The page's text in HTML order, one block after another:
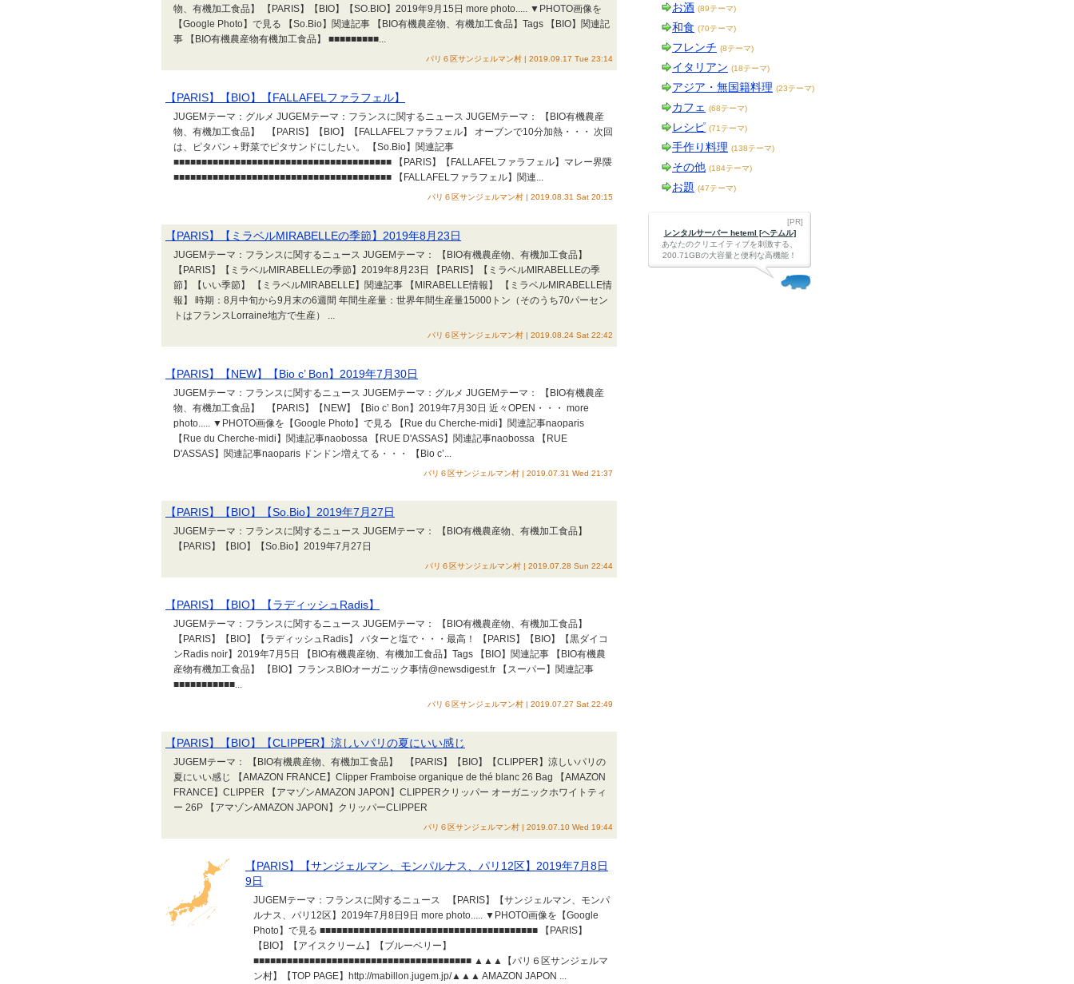
物、有機加工食品】 【PARIS】【BIO】【SO.BIO】2019年9月15日 more photo..... ▼PHOTO画像を
【Google Photo】で見る 【So.Bio】関連記事 【BIO有機農産物、有機加工食品】Tags 【BIO】関連記
事 【BIO有機農産物有機加工食品】 ■■■■■■■■■...
パリ６区サンジェルマン村 | 2019.09.17 Tue 23:14
【PARIS】【BIO】【FALLAFELファラフェル】
JUGEMテーマ：グルメ JUGEMテーマ：フランスに関するニュース JUGEMテーマ： 【BIO有機農産
物、有機加工食品】 【PARIS】【BIO】【FALLAFELファラフェル】 オーブンで10分加熱・・・ 次回
は、ピタパン＋野菜でピタサンドにしたい。 【So.Bio】関連記事
■■■■■■■■■■■■■■■■■■■■■■■■■■■■■■■■■■■■■■■ 【PARIS】【FALLAFELファラフェル】マレー界隈
■■■■■■■■■■■■■■■■■■■■■■■■■■■■■■■■■■■■■■■ 【FALLAFELファラフェル】関連...
パリ６区サンジェルマン村 | 2019.08.31 Sat 20:15
【PARIS】【ミラベルMIRABELLEの季節】2019年8月23日
JUGEMテーマ：フランスに関するニュース JUGEMテーマ： 【BIO有機農産物、有機加工食品】
【PARIS】【ミラベルMIRABELLEの季節】2019年8月23日 【PARIS】【ミラベルMIRABELLEの季
節】【いい季節】 【ミラベルMIRABELLE】関連記事 【MIRABELLE情報】 【ミラベルMIRABELLE情
報】 時期：8月中旬から9月末の6週間 年間生産量：世界年間生産量15000トン（そのうち70パーセン
トはフランスLorraine地方で生産） ...
パリ６区サンジェルマン村 | 2019.08.24 Sat 22:42
【PARIS】【NEW】【Bio c’ Bon】2019年7月30日
JUGEMテーマ：フランスに関するニュース JUGEMテーマ：グルメ JUGEMテーマ： 【BIO有機農産
物、有機加工食品】 【PARIS】【NEW】【Bio c’ Bon】2019年7月30日 近々OPEN・・・ more
photo..... ▼PHOTO画像を【Google Photo】で見る 【Rue du Cherche-midi】関連記事naoparis
【Rue du Cherche-midi】関連記事naobossa 【RUE D'ASSAS】関連記事naobossa 【RUE
D'ASSAS】関連記事naoparis ドンドン増えてる・・・ 【Bio c’...
パリ６区サンジェルマン村 | 2019.07.31 Wed 21:37
【PARIS】【BIO】【So.Bio】2019年7月27日
JUGEMテーマ：フランスに関するニュース JUGEMテーマ： 【BIO有機農産物、有機加工食品】
【PARIS】【BIO】【So.Bio】2019年7月27日
パリ６区サンジェルマン村 | 2019.07.28 Sun 22:44
【PARIS】【BIO】【ラディッシュRadis】
JUGEMテーマ：フランスに関するニュース JUGEMテーマ： 【BIO有機農産物、有機加工食品】
【PARIS】【BIO】【ラディッシュRadis】 バターと塩で・・・最高！ 【PARIS】【BIO】【黒ダイコ
ンRadis noir】2019年7月5日 【BIO有機農産物、有機加工食品】Tags 【BIO】関連記事 【BIO有機農
産物有機加工食品】 【BIO】フランスBIOオーガニック事情@newsdigest.fr 【スーパー】関連記事
■■■■■■■■■■■...
パリ６区サンジェルマン村 | 2019.07.27 Sat 22:49
【PARIS】【BIO】【CLIPPER】涼しいパリの夏にいい感じ
JUGEMテーマ： 【BIO有機農産物、有機加工食品】 【PARIS】【BIO】【CLIPPER】涼しいパリの
夏にいい感じ 【AMAZON FRANCE】Clipper Framboise organique de thé blanc 26 Bag 【AMAZON
FRANCE】CLIPPER 【アマゾンAMAZON JAPON】CLIPPERクリッパー オーガニックホワイトティ
ー 26P 【アマゾンAMAZON JAPON】クリッパーCLIPPER
パリ６区サンジェルマン村 | 2019.07.10 Wed 19:44
【PARIS】【サンジェルマン、モンパルナス、パリ12区】2019年7月8日
9日
JUGEMテーマ：フランスに関するニュース 【PARIS】【サンジェルマン、モンパ
ルナス、パリ12区】2019年7月8日9日 more photo..... ▼PHOTO画像を【Google
Photo】で見る ■■■■■■■■■■■■■■■■■■■■■■■■■■■■■■■■■■■■■■■ 【PARIS】
【BIO】【アイスクリーム】【ブルーベリー】
■■■■■■■■■■■■■■■■■■■■■■■■■■■■■■■■■■■■■■■ ▲▲▲【パリ６区サンジェルマ
ン村】【TOP PAGE】http://mabillon.jugem.jp/▲▲▲ AMAZON JAPON ...
お酒 (89テーマ)
和食 (70テーマ)
フレンチ (8テーマ)
イタリアン (18テーマ)
アジア・無国籍料理 (23テーマ)
カフェ (68テーマ)
レシピ (71テーマ)
手作り料理 (138テーマ)
その他 (184テーマ)
お題 (47テーマ)
[PR]
レンタルサーバー heteml [ヘテムル]
あなたのクリエイティブを刺激する、
200.71GBの大容量と便利な高機能！